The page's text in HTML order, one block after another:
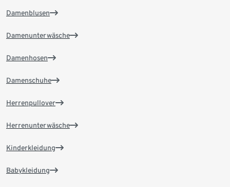
Damenblusen
Damenunterwäsche
Damenhosen
Damenschuhe
Herrenpullover
Herrenunterwäsche
Kinderkleidung
Babykleidung